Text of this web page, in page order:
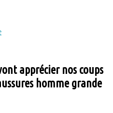
apprécier nos coups
homme grande